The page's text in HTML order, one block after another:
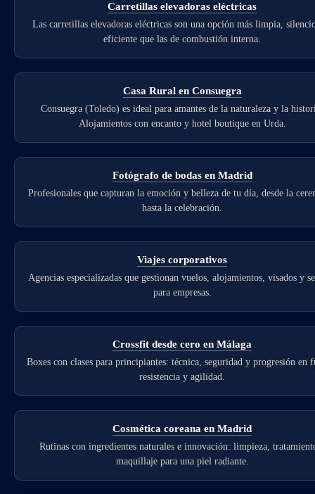
Carretillas elevadoras eléctricas
Las carretillas elevadoras eléctricas son una opción más limpia,
eficiente que las de combustión interna.
Casa Rural en Consuegra
Consuegra (Toledo) es ideal para amantes de la naturaleza y la
Alojamientos con encanto y hotel boutique en Urda.
Fotógrafo de bodas en Madrid
Profesionales que capturan la emoción y belleza de tu día, desde la
hasta la celebración.
Viajes corporativos
Agencias especializadas que gestionan vuelos, alojamientos, visados y
para empresas.
Crossfit desde cero en Málaga
Boxes con clases para principiantes: técnica, seguridad y progresión en
resistencia y agilidad.
Cosmética coreana en Madrid
Rutinas con ingredientes naturales e innovación: limpieza,
maquillaje para una piel radiante.